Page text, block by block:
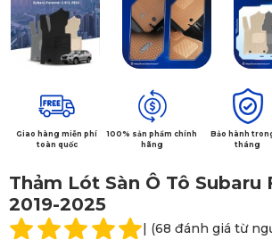
Giao hàng miễn phí
toàn quốc
100% sản phẩm chính
hãng
Bảo hành
tháng
Thảm Lót Sàn Ô Tô Subaru
2019-2025
| (68 đánh giá từ